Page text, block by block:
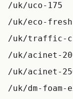
/uk/uco-175
/uk/eco-
/uk/traffic-
/uk/acinet-
/uk/acinet-
/uk/dm-foam-